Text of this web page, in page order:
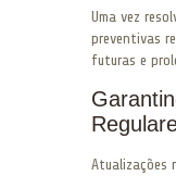
Uma vez
preventivas
futuras e
Atualizações